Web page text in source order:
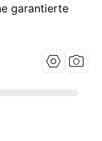
garantierte